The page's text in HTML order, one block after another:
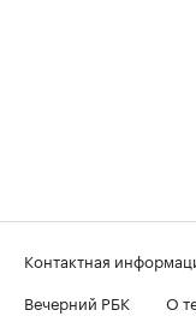
Контактная
Вечерний РБК
О